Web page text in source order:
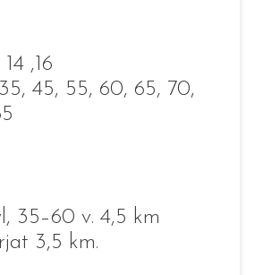
,16
45, 55, 60, 65, 70,
35–60 v. 4,5 km
3,5 km.